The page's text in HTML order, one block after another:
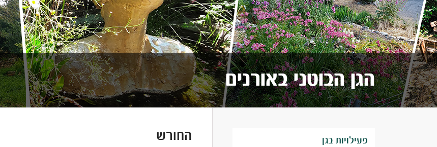
הגן הבוטני באורנים
החורש פעילויות בגן